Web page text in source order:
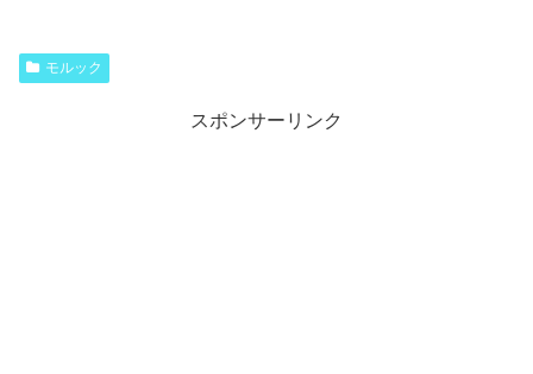
モルック
スポンサーリンク